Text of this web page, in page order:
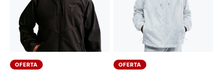
OFERTA OFERTA